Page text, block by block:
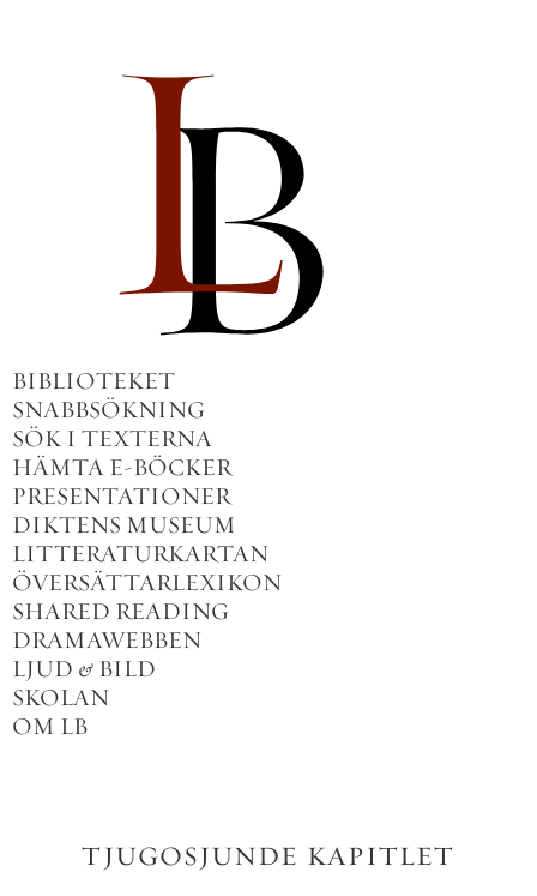
BIBLIOTEKET
SNABBSÖKNING
SÖK I TEXTERNA
HÄMTA E-BÖCKER
PRESENTATIONER
DIKTENS MUSEUM
LITTERATURKARTAN
ÖVERSÄTTARLEXIKON
SHARED READING
DRAMAWEBBEN
LJUD & BILD
SKOLAN
OM LB
TJUGOSJUNDE KAPITLET